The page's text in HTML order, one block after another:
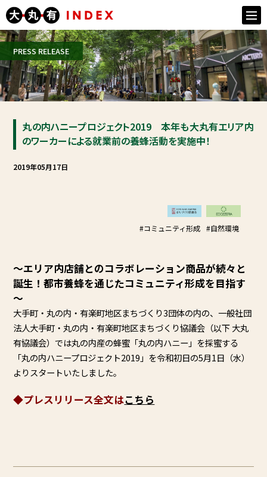
PRESS RELEASE
丸の内ハニープロジェクト2019 本年も大丸有エリア内
のワーカーによる就業前の養蜂活動を実施中！
2019年05月17日
#コミュニティ形成 #自然環境
～エリア内店舗とのコラボレーション商品が続々と
誕生！都市養蜂を通じたコミュニティ形成を目指す
～
大手町・丸の内・有楽町地区まちづくり3団体の内の、一般社団
法人大手町・丸の内・有楽町地区まちづくり協議会（以下 大丸
有協議会）では丸の内産の蜂蜜「丸の内ハニー」を採蜜する
「丸の内ハニープロジェクト2019」を令和初日の5月1日（水）
よりスタートいたしました。
◆プレスリリース全文はこちら